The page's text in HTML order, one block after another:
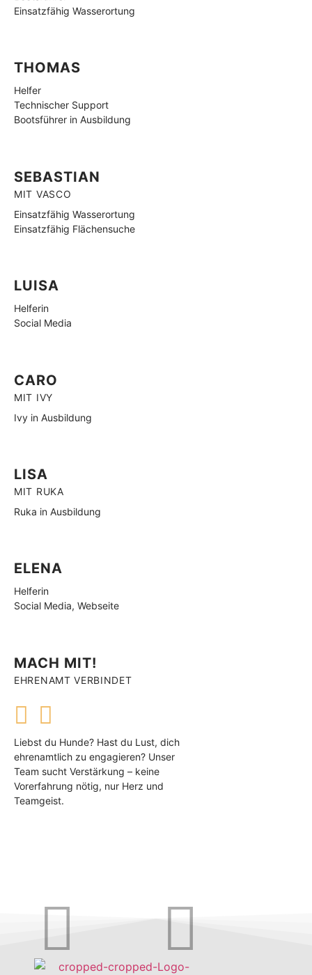
Einsatzfähig Wasserortung
THOMAS
Helfer
Technischer Support
Bootsführer in Ausbildung
SEBASTIAN
MIT VASCO
Einsatzfähig Wasserortung
Einsatzfähig Flächensuche
LUISA
Helferin
Social Media
CARO
MIT IVY
Ivy in Ausbildung
LISA
MIT RUKA
Ruka in Ausbildung
ELENA
Helferin
Social Media, Webseite
MACH MIT!
EHRENAMT VERBINDET
Liebst du Hunde? Hast du Lust, dich
ehrenamtlich zu engagieren? Unser
Team sucht Verstärkung – keine
Vorerfahrung nötig, nur Herz und
Teamgeist.